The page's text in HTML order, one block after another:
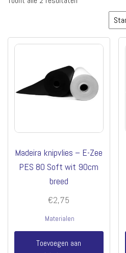
Madeira knipvlies – E-Zee
PES 80 Soft wit 90cm
breed
€2,75
Materialen
Toevoegen aan